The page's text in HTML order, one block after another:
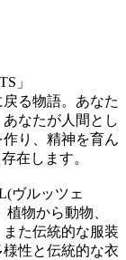
」
る物語。あなた
なたが人間とし
り、精神を育ん
在します。
ヴルッツェ
物から動物、
た伝統的な服装
性と伝統的な衣